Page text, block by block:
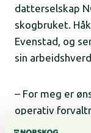
datterselskap
skogbruket.
Evenstad, og
sin
– For meg er
operativ
det daglige.